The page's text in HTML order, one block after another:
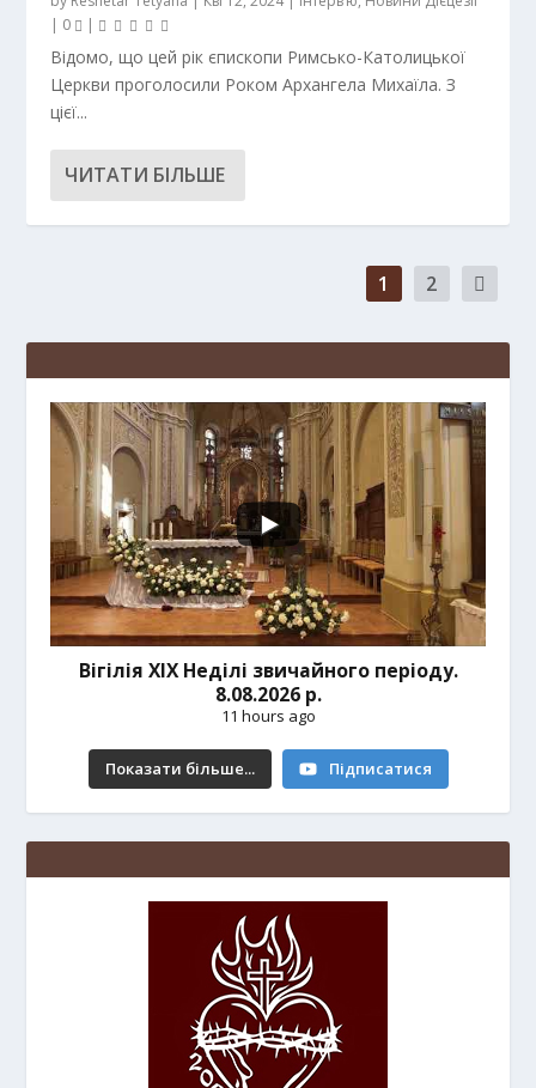
| 0 |
Відомо, що цей рік єпископи Римсько-Католицької
Церкви проголосили Роком Архангела Михаїла. З
цієї...
ЧИТАТИ БІЛЬШЕ
1 2
Вігілія ХІХ Неділі звичайного періоду.
8.08.2026 р.
11 hours ago
Показати більше... Підписатися